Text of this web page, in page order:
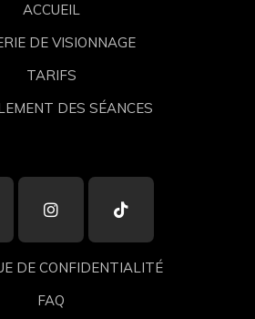
ACCUEIL
DE VISIONNAGE
TARIFS
DES SÉANCES
DE CONFIDENTIALITÉ
FAQ